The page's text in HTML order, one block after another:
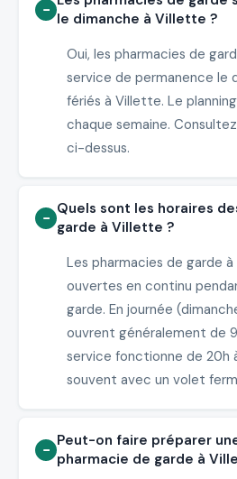
le dimanche à Villette ?
Oui, les pharmacies de
service de permanence le
fériés à Villette. Le
chaque semaine.
ci-dessus.
Quels sont les horaires
garde à Villette ?
Les pharmacies de garde
ouvertes en continu
garde. En journée
ouvrent généralement de
service fonctionne de 20h
souvent avec un volet
Peut-on faire préparer
pharmacie de garde à